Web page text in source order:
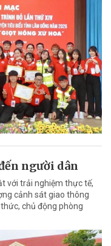
người dân
với trải nghiệm thực tế,
cảnh sát giao thông
chủ động phòng